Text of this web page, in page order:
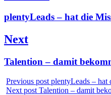
Previous
post:
plentyLeads – hat die
Next
Next
Talention – damit
Previous post plentyLeads – hat
Next post Talention – damit